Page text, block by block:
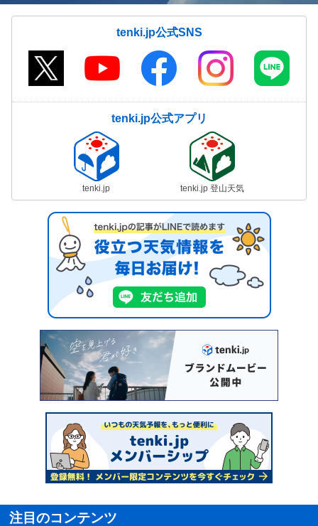
tenki.jp公式SNS
tenki.jp公式アプリ
tenki.jp tenki.jp 登山天気
注目のコンテンツ